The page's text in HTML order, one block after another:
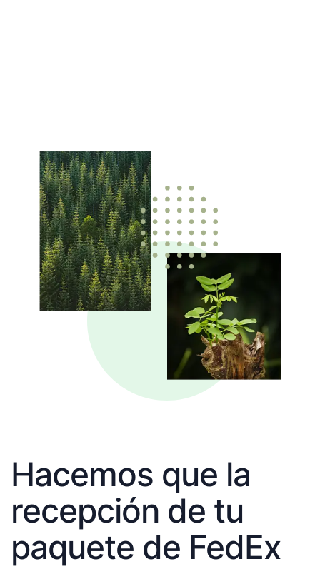
Hacemos que la
recepción de tu
paquete de FedEx